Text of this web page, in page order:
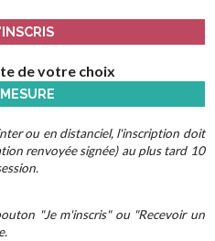
de votre choix
ou en distanciel, l'inscription doit
renvoyée signée) au plus tard 10
"Je m'inscris" ou "Recevoir un